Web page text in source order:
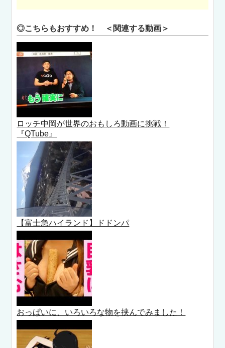
◎こちらもおすすめ！ ＜関連する動画＞
ロッチ中岡が世界のおもしろ動画に挑戦！
『QTube』
【富士急ハイランド】ドドンパ
おっぱいに、いろいろな物を挟んでみました！